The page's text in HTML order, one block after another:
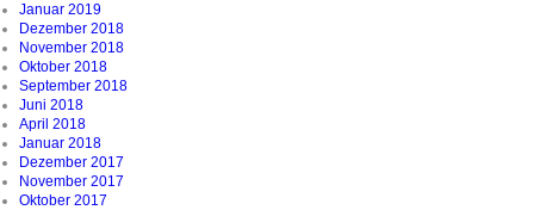
Januar 2019
Dezember 2018
November 2018
Oktober 2018
September 2018
Juni 2018
April 2018
Januar 2018
Dezember 2017
November 2017
Oktober 2017